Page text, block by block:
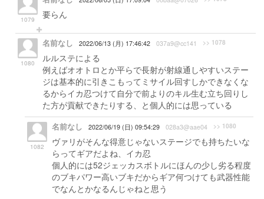
1079 要らん
1080
名前なし 2022/06/13 (月) 17:46:42 037a9@cc141 >> 1078
ルルステによる
例えばオオトロとか平らで長射が射線通しやすいステー
ジは基本的に引きこもってミサイル回すしかできなくな
るからイカ忍つけて自分で前よりのキル生む立ち回りし
た方が貢献できたりする、と個人的には思っている
1082
名前なし 2022/06/19 (日) 09:54:29 028a3@aae04 >> 1080
ヴァリがそんな得意じゃないステージでも持ちたいな
らってギアだよね、イカ忍
個人的には52ジェッカスボトルにほんの少し劣る程度
のブキパワー高いブキだからギア何つけても武器性能
でなんとかなるんじゃねと思う